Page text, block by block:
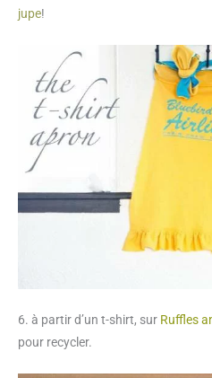
jupe!
6. à partir d’un t-shirt, sur Ruffles
pour recycler.